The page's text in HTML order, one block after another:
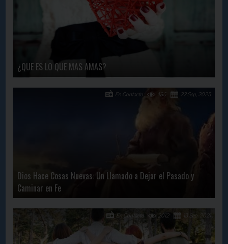
¿QUE ES LO QUE MAS AMAS?
Dios Hace Cosas Nuevas: Un Llamado a Dejar el Pasado y
Caminar en Fe
22 Sep, 2025
486
En Contacto
13 Sep, 2021
2012
En Contacto